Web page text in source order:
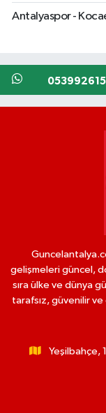
Antalyaspor -
gelişmeleri güncel,
sıra ülke ve dünya
tarafsız, güvenilir
Yeşilbahçe,